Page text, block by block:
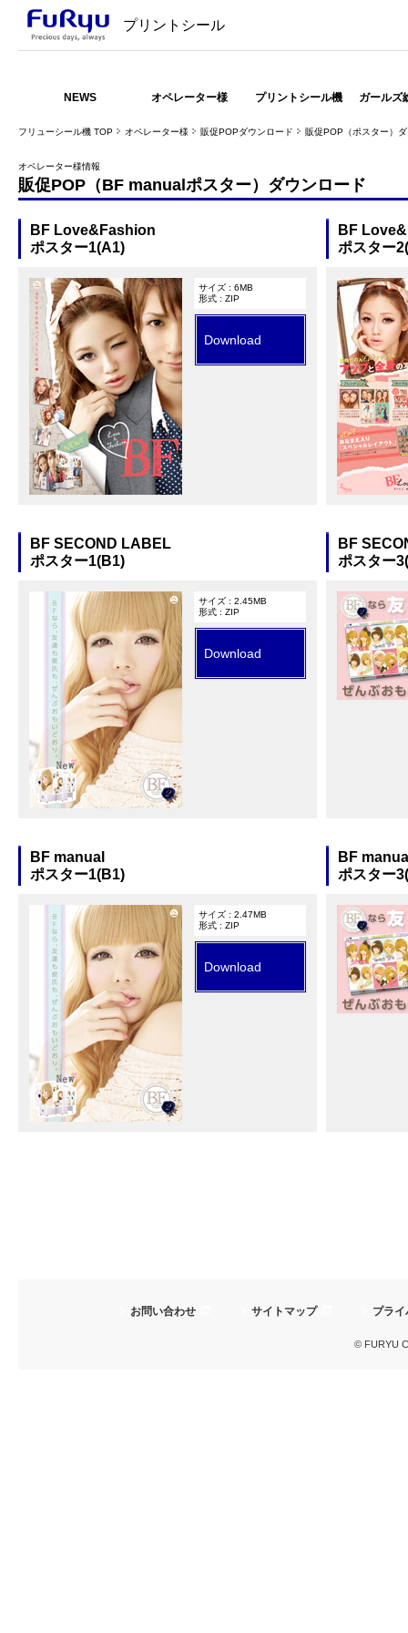
プリントシール
NEWS オペレーター様 プリントシール機 ガールズ
フリューシール機 TOP オペレーター様 販促POPダウンロード 販促POP（ポスター）
オペレーター様情報
販促POP（BF manualポスター）ダウンロード
BF Love&Fashion
ポスター1(A1)
サイズ : 6MB
形式 : ZIP
Download
BF
ポスター
BF SECOND LABEL
ポスター1(B1)
サイズ : 2.45MB
形式 : ZIP
Download
BF
ポスター
BF manual
ポスター1(B1)
サイズ : 2.47MB
形式 : ZIP
Download
BF
ポスター
お問い合わせ サイトマップ プラ
© FURYU